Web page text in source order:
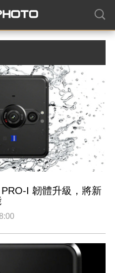
I 韌體升級，將新